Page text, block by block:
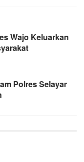
Wajo Keluarkan
Polres Selayar